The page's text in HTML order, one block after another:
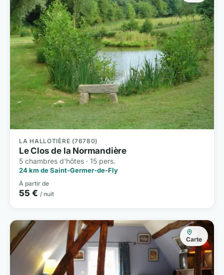
LA HALLOTIÈRE (76780)
Le Clos de la Normandière
5 chambres d'hôtes · 15 pers.
24 km de Saint-Germer-de-Fly
À partir de
55 € / nuit
Carte